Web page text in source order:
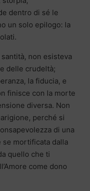
dentro di sé le
un solo epilogo: la
non esisteva
delle crudeltà;
la fiducia, e
finisce con la morte
diversa. Non
perché si
di una
se mortificata dalla
quello che ti
come dono